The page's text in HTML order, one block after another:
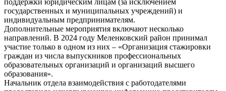
государственных и муниципальных учреждений) и
индивидуальным предпринимателям.
Дополнительные мероприятия включают несколько
направлений. В 2024 году Меленковский район принимал
участие только в одном из них – «Организация стажировки
граждан из числа выпускников профессиональных
образовательных организаций и организаций высшего
образования».
Начальник отдела взаимодействия с работодателями